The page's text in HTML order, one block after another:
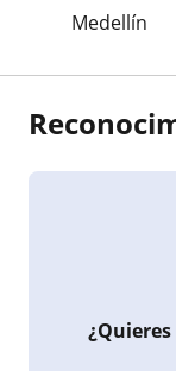
Medellín